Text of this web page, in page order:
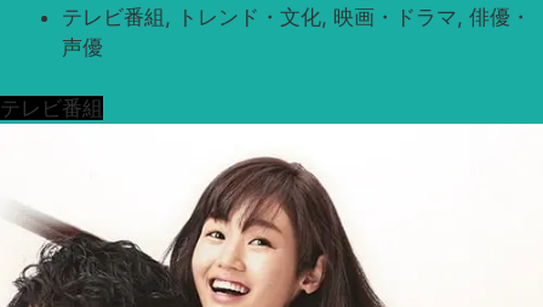
テレビ番組 , トレンド・文化, 映画・ドラマ, 俳優・
声優
テレビ番組